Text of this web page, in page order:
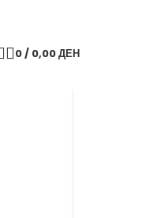
0/ 0,00ДЕН